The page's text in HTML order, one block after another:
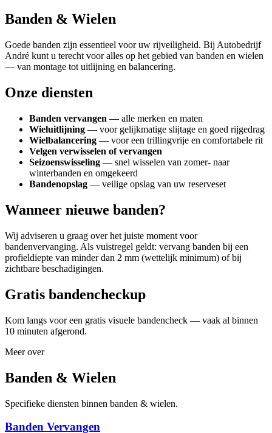
Banden & Wielen
Goede banden zijn essentieel voor uw rijveiligheid. Bij Autobedrijf
André kunt u terecht voor alles op het gebied van banden en wielen
— van montage tot uitlijning en balancering.
Onze diensten
Banden vervangen — alle merken en maten
Wieluitlijning — voor gelijkmatige slijtage en goed rijgedrag
Wielbalancering — voor een trillingvrije en comfortabele rit
Velgen verwisselen of vervangen
Seizoenswisseling — snel wisselen van zomer- naar
winterbanden en omgekeerd
Bandenopslag — veilige opslag van uw reserveset
Wanneer nieuwe banden?
Wij adviseren u graag over het juiste moment voor
bandenvervanging. Als vuistregel geldt: vervang banden bij een
profieldiepte van minder dan 2 mm (wettelijk minimum) of bij
zichtbare beschadigingen.
Gratis bandencheckup
Kom langs voor een gratis visuele bandencheck — vaak al binnen
10 minuten afgerond.
Meer over
Banden & Wielen
Specifieke diensten binnen banden & wielen.
Banden Vervangen